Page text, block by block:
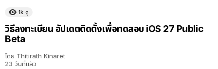
1k ดู
วิธีลงทะเบียน อัปเดตติดตั้งเพื่อทดสอบ iOS 27 Public
Beta
โดย Thitirath Kinaret
23 วันที่แล้ว